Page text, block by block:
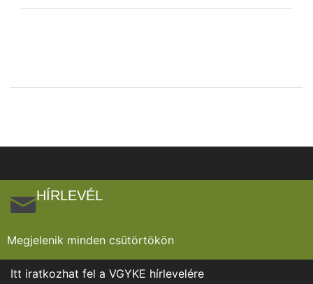
HÍRLEVÉL
Megjelenik minden csütörtökön
Itt iratkozhat fel a VGYKE hírlevelére